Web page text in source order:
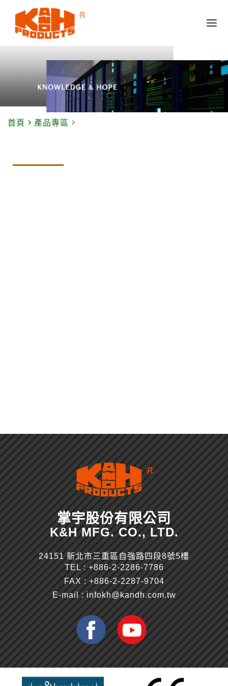
首頁 navigate_next 產品專區 navigate_next
掌宇股份有限公司
K&H MFG. CO., LTD.
24151 新北市三重區自強路四段8號5樓
TEL :+886-2-2286-7786
FAX : +886-2-2287-9704
E-mail :infokh@kandh.com.tw